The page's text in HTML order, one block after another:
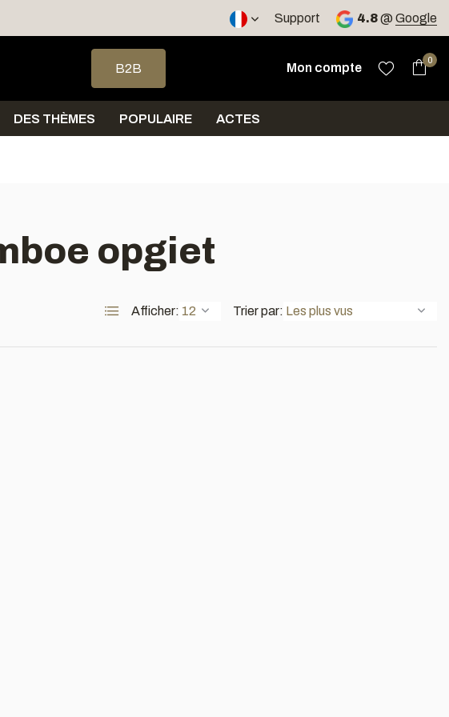
AT, PL, CZ, RO Expédition sous 5 jours Support 4.8@ Google
les flèches haut et bas pour sélectionner le résultat disponible. Appuyez
B2B
Mon compte
0
DES THÈMES POPULAIRE ACTES
opgiet
Afficher: Trier par: